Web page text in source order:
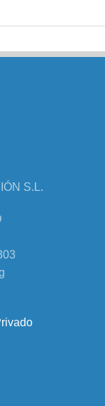
S.L.